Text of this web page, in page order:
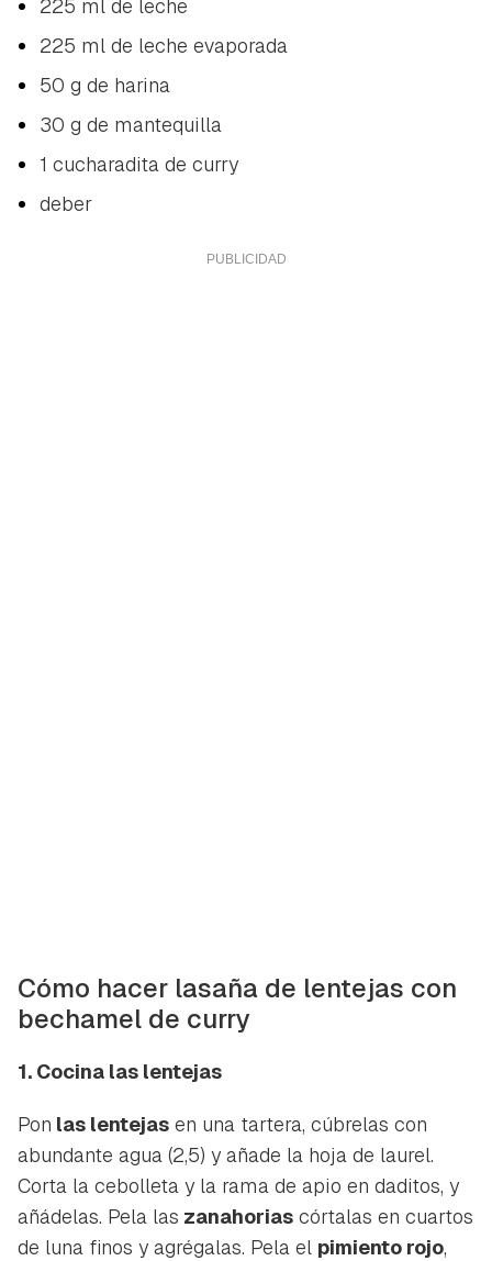
Guardar como favorito
Para poder guardar como favorito, primero has de
iniciar sesión con tu cuenta de Hogarmanía.
INICIAR SESIÓN CANCELAR
225 ml de leche
225 ml de leche evaporada
50 g de harina
30 g de mantequilla
1 cucharadita de curry
deber
Cómo hacer lasaña de lentejas con
bechamel de curry
1. Cocina las lentejas
Pon las lentejas en una tartera, cúbrelas con
abundante agua (2,5) y añade la hoja de laurel.
Corta la cebolleta y la rama de apio en daditos, y
añádelas. Pela las zanahorias córtalas en cuartos
de luna finos y agrégalas. Pela el pimiento rojo,
Gracias por suscribirte a nuestro boletín.